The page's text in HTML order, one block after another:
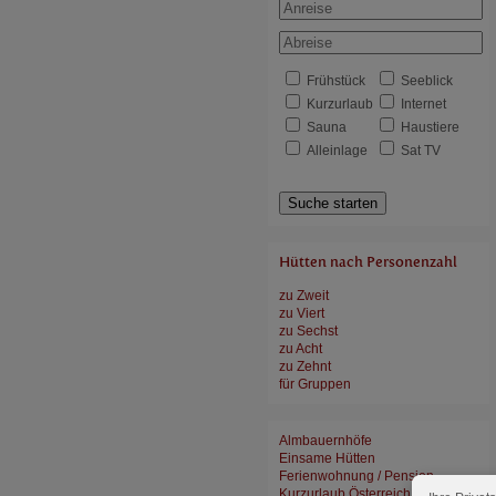
Frühstück
Seeblick
Kurzurlaub
Internet
Sauna
Haustiere
Alleinlage
Sat TV
Suche starten
Hütten nach Personenzahl
zu Zweit
zu Viert
zu Sechst
zu Acht
zu Zehnt
für Gruppen
Almbauernhöfe
Einsame Hütten
Ferienwohnung / Pension